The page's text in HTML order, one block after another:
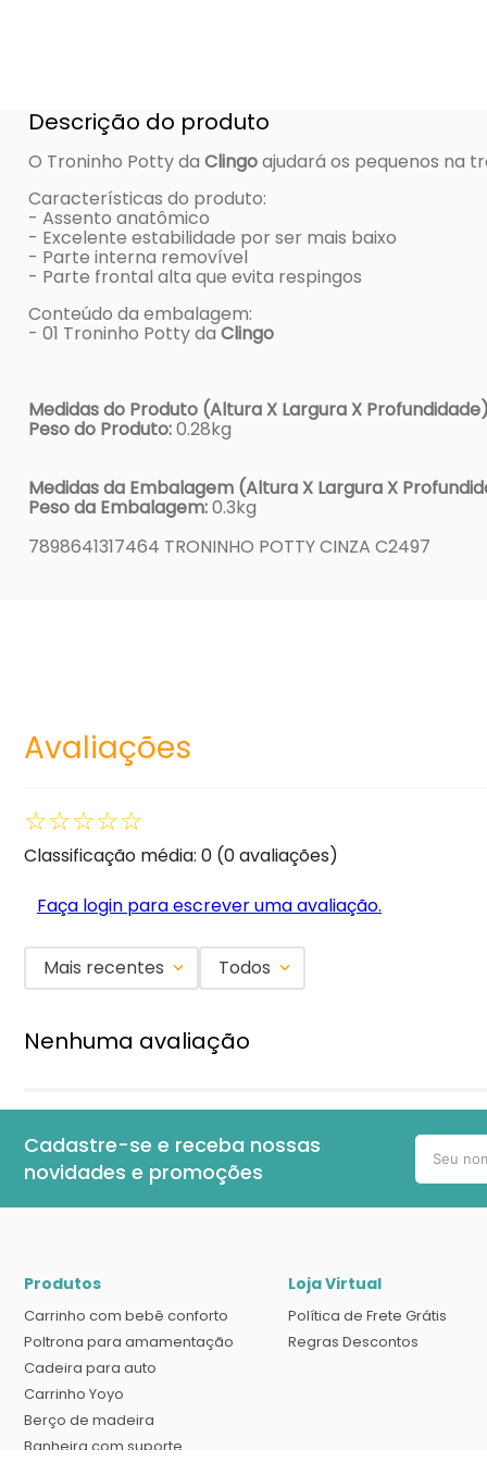
Descrição do produto
O Troninho Potty da Clingoajudará os pequenos na
Características do produto:
- Assento anatômico
- Excelente estabilidade por ser mais baixo
- Parte interna removível
- Parte frontal alta que evita respingos
Conteúdo da embalagem:
- 01 Troninho Potty da Clingo
Medidas do Produto (Altura X Largura X
Peso do Produto:0.28kg
Medidas da Embalagem (Altura X Largura X
Peso da Embalagem:0.3kg
7898641317464 TRONINHO POTTY CINZA C2497
Avaliações
☆☆☆☆☆
Classificação média: 0 (0 avaliações)
Faça login para escrever uma avaliação.
Mais recentes Todos
Nenhuma avaliação
Cadastre-se e receba nossas
novidades e promoções
Produtos
Carrinho com bebê conforto
Poltrona para amamentação
Cadeira para auto
Carrinho Yoyo
Berço de madeira
Banheira com suporte
Loja Virtual
Política de Frete Grátis
Regras Descontos